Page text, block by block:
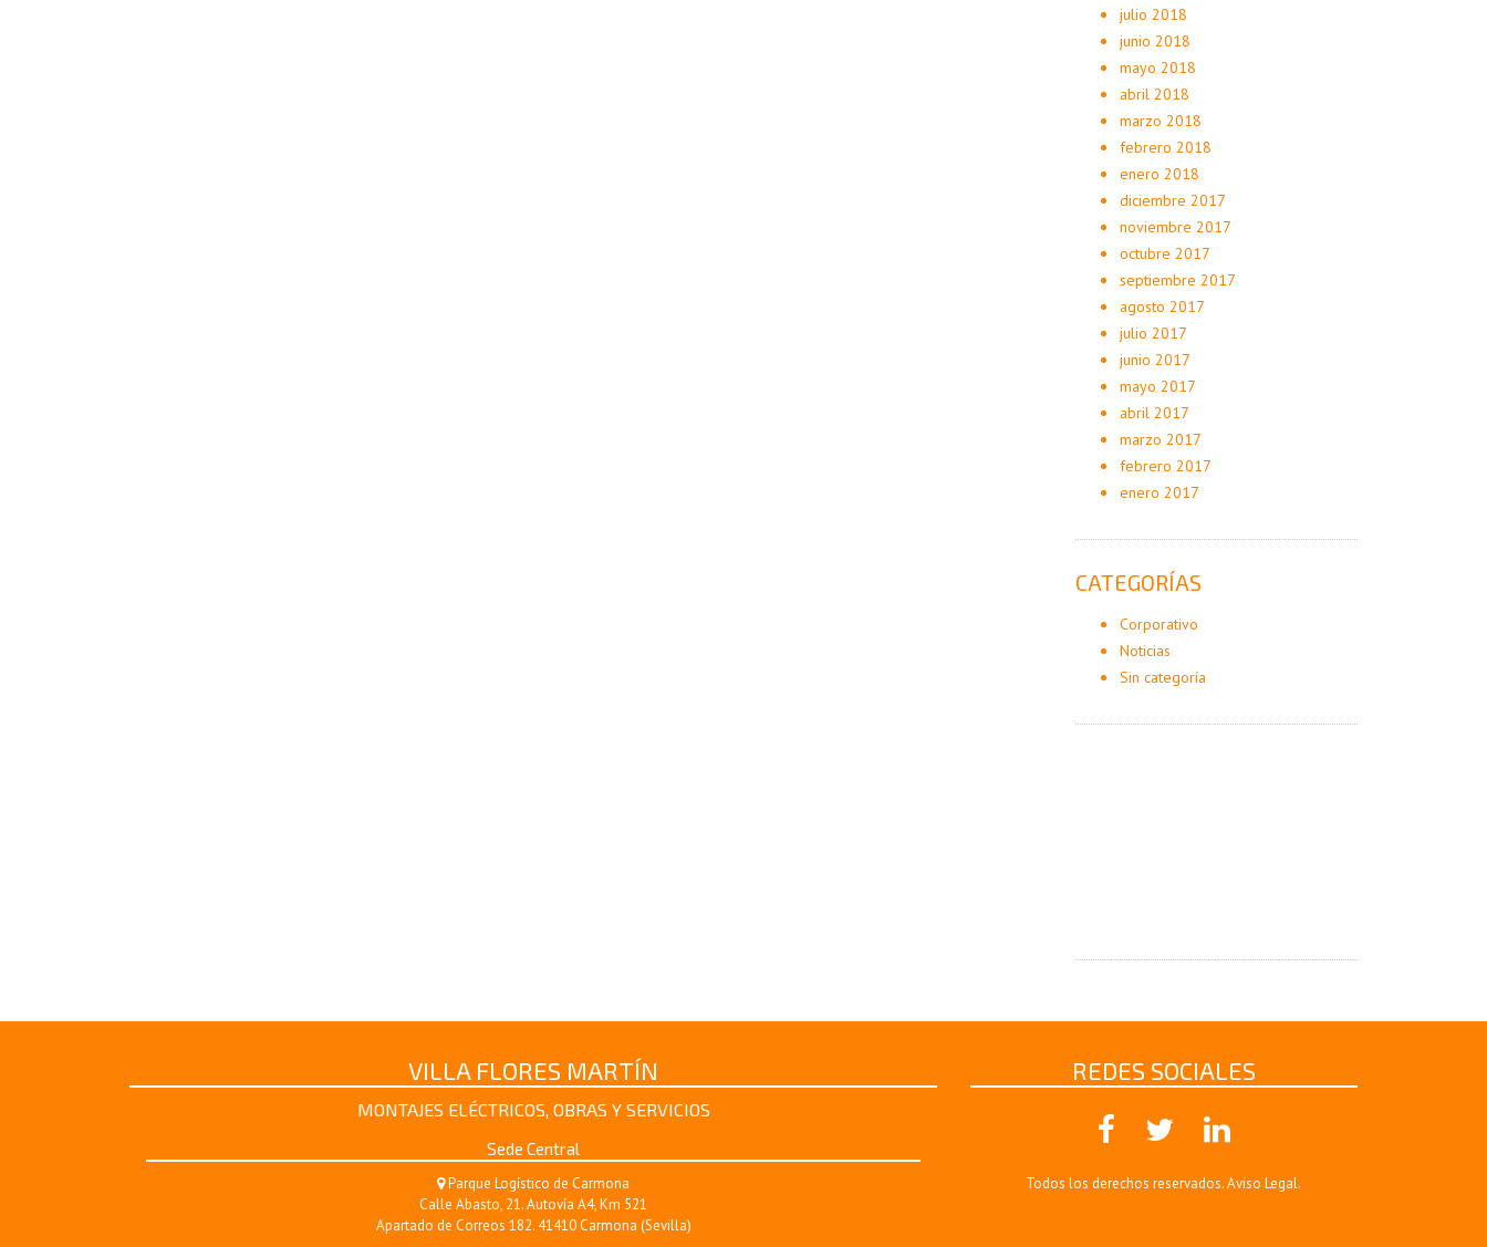
julio 2018
junio 2018
mayo 2018
abril 2018
marzo 2018
febrero 2018
enero 2018
diciembre 2017
noviembre 2017
octubre 2017
septiembre 2017
agosto 2017
julio 2017
junio 2017
mayo 2017
abril 2017
marzo 2017
febrero 2017
enero 2017
CATEGORÍAS
Corporativo
Noticias
Sin categoría
VILLA FLORES MARTÍN
MONTAJES ELÉCTRICOS, OBRAS Y SERVICIOS
Sede Central
Parque Logístico de Carmona
Calle Abasto, 21. Autovía A4, Km 521
Apartado de Correos 182. 41410 Carmona (Sevilla)
REDES SOCIALES
Todos los derechos reservados.Aviso Legal.